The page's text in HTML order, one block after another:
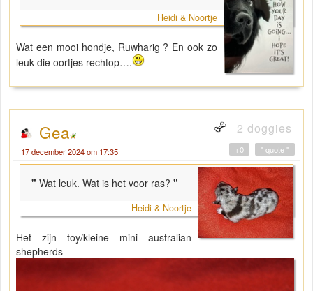
Heidi & Noortje
Wat een mooi hondje, Ruwharig ? En ook zo
leuk die oortjes rechtop….
Gea 2 doggies
17 december 2024 om 17:35 " quote "
+0
" Wat leuk. Wat is het voor ras? "
Heidi & Noortje
Het zijn toy/kleine mini australian
shepherds